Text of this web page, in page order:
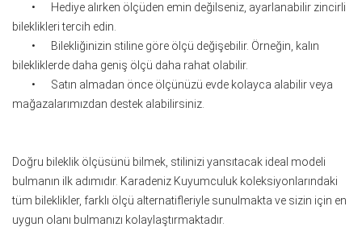
•
Hediye alırken ölçüden emin değilseniz, ayarlanabilir zincirli
bileklikleri tercih edin.
•
Bilekliğinizin stiline göre ölçü değişebilir. Örneğin, kalın
bilekliklerde daha geniş ölçü daha rahat olabilir.
•
Satın almadan önce ölçünüzü evde kolayca alabilir veya
mağazalarımızdan destek alabilirsiniz.
Doğru bileklik ölçüsünü bilmek, stilinizi yansıtacak ideal modeli
bulmanın ilk adımıdır. Karadeniz Kuyumculuk koleksiyonlarındaki
tüm bileklikler, farklı ölçü alternatifleriyle sunulmakta ve sizin için en
uygun olanı bulmanızı kolaylaştırmaktadır.